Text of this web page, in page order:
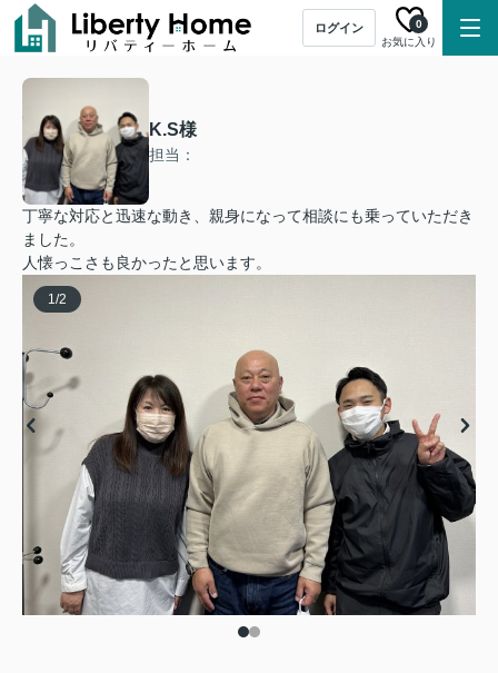
ログイン
お気に入り
0
K.S様
担当：
丁寧な対応と迅速な動き、親身になって相談にも乗っていただき
ました。
人懐っこさも良かったと思います。
1/2